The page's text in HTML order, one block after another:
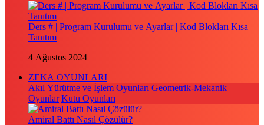
Ders # | Program Kurulumu ve Ayarlar | Kod Blokları Kısa
Tanıtım
4 Ağustos 2024
ZEKA OYUNLARI
Akıl Yürütme ve İşlem Oyunları Geometrik-Mekanik
Oyunlar Kutu Oyunları
Amiral Battı Nasıl Çözülür?